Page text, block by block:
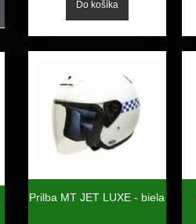
Prilba MT JET LUXE - biela